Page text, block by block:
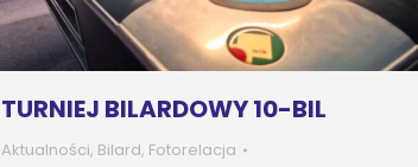
TURNIEJ BILARDOWY 10-BIL
Aktualności, Bilard, Fotorelacja